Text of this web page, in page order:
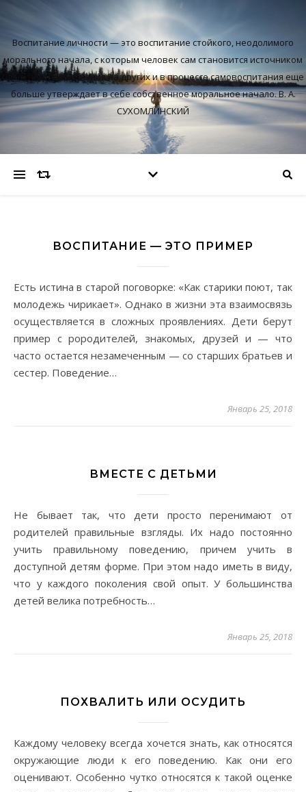
Воспитание личности — это воспитание стойкого, неодолимого
морального начала, с которым человек сам становится источником
благотворного влияния на других и в процессе самовоспитания еще
больше утверждает в себе собственное моральное начало. В. А.
СУХОМЛИНСКИЙ
ВОСПИТАНИЕ — ЭТО ПРИМЕР
Есть истина в старой поговорке: «Как старики поют, так
молодежь чирикает». Однако в жизни эта взаимосвязь
осуществляется в сложных проявлениях. Дети берут
пример с рородителей, знакомых, друзей и — что
часто остается незамеченным — со старших братьев и
сестер. Поведение…
Январь 25, 2018
ВМЕСТЕ С ДЕТЬМИ
Не бывает так, что дети просто перенимают от
родителей правильные взгляды. Их надо постоянно
учить правильному поведению, причем учить в
доступной детям форме. При этом надо иметь в виду,
что у каждого поколения свой опыт. У большинства
детей велика потребность…
Январь 25, 2018
ПОХВАЛИТЬ ИЛИ ОСУДИТЬ
Каждому человеку всегда хочется знать, как относятся
окружающие люди к его поведению. Как они его
оценивают. Особенно чутко относятся к такой оценке